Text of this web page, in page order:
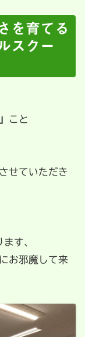
を育てる
スクー
こと
せていただき
す、
にお邪魔して来